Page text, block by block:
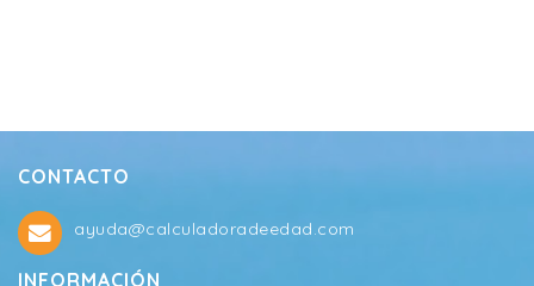
CONTACTO
ayuda@calculadoradeedad.com
INFORMACIÓN